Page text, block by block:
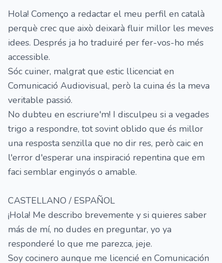
Hola! Començo a redactar el meu perfil en català
perquè crec que això deixarà fluir millor les meves
idees. Després ja ho traduiré per fer-vos-ho més
accessible.
Sóc cuiner, malgrat que estic llicenciat en
Comunicació Audiovisual, però la cuina és la meva
veritable passió.
No dubteu en escriure'm! I disculpeu si a vegades
trigo a respondre, tot sovint oblido que és millor
una resposta senzilla que no dir res, però caic en
l'error d'esperar una inspiració repentina que em
faci semblar enginyós o amable.
CASTELLANO / ESPAÑOL
¡Hola! Me describo brevemente y si quieres saber
más de mí, no dudes en preguntar, yo ya
responderé lo que me parezca, jeje.
Soy cocinero aunque me licencié en Comunicación